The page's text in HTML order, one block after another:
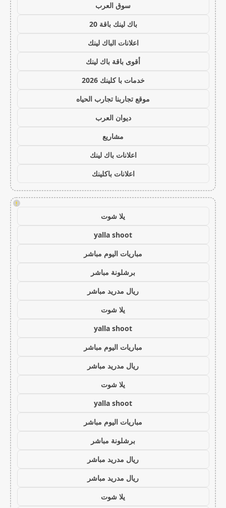
سوق العرب
باك لينك باقة 20
اعلانات الباك لينك
أقوى باقة باك لينك
خدمات با كلينك 2026
موقع تجاربنا تجارب الحياه
ديوان العرب
مشاريع
اعلانات باك لينك
اعلانات باكلينك
!
يلا شوت
yalla shoot
مباريات اليوم مباشر
برشلونة مباشر
ريال مدريد مباشر
يلا شوت
yalla shoot
مباريات اليوم مباشر
ريال مدريد مباشر
يلا شوت
yalla shoot
مباريات اليوم مباشر
برشلونة مباشر
ريال مدريد مباشر
ريال مدريد مباشر
يلا شوت